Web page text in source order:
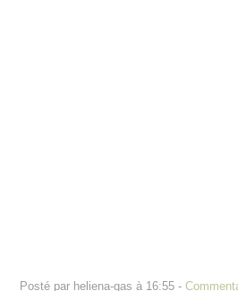
Posté par heliena-gas à 16:55 -